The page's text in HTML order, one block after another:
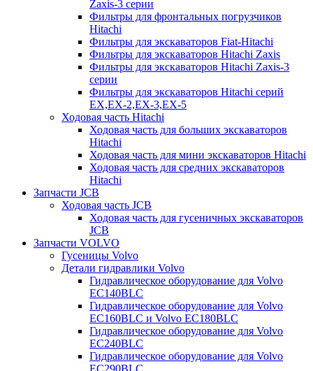
Zaxis-3 серии
Фильтры для фронтальных погрузчиков
Hitachi
Фильтры для экскаваторов Fiat-Hitachi
Фильтры для экскаваторов Hitachi Zaxis
Фильтры для экскаваторов Hitachi Zaxis-3
серии
Фильтры для экскаваторов Hitachi серий
EX,EX-2,EX-3,EX-5
Ходовая часть Hitachi
Ходовая часть для больших экскаваторов
Hitachi
Ходовая часть для мини экскаваторов Hitachi
Ходовая часть для средних экскаваторов
Hitachi
Запчасти JCB
Ходовая часть JCB
Ходовая часть для гусеничных экскаваторов
JCB
Запчасти VOLVO
Гусеницы Volvo
Детали гидравлики Volvo
Гидравлическое оборудование для Volvo
EC140BLC
Гидравлическое оборудование для Volvo
EC160BLC и Volvo EC180BLC
Гидравлическое оборудование для Volvo
EC240BLC
Гидравлическое оборудование для Volvo
EC290BLC